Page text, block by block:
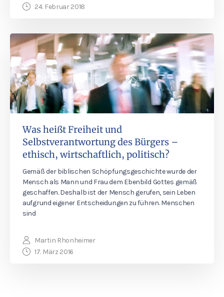
24. Februar 2018
Was heißt Freiheit und
Selbstverantwortung des Bürgers –
ethisch, wirtschaftlich, politisch?
Gemäß der biblischen Schöpfungsgeschichte wurde der
Mensch als Mann und Frau dem Ebenbild Gottes gemäß
geschaffen. Deshalb ist der Mensch gerufen, sein Leben
aufgrund eigener Entscheidungen zu führen. Menschen
sind
Martin Rhonheimer
17. März 2016